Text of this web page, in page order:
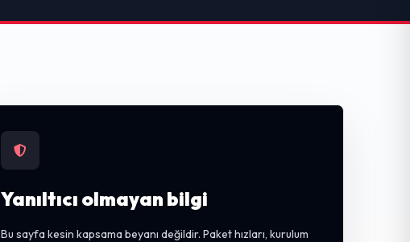
Yanıltıcı olmayan bilgi
Bu sayfa kesin kapsama beyanı değildir. Paket hızları, kurulum